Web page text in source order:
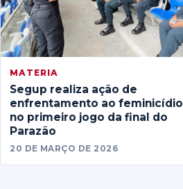
MATERIA
Segup realiza ação de
enfrentamento ao feminicídio
no primeiro jogo da final do
Parazão
20 DE MARÇO DE 2026